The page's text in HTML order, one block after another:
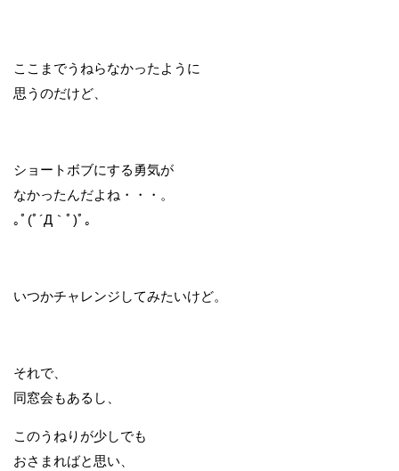
ここまでうねらなかったように
思うのだけど、
ショートボブにする勇気が
なかったんだよね・・・。
｡ﾟ(ﾟ´Д｀ﾟ)ﾟ｡
いつかチャレンジしてみたいけど。
それで、
同窓会もあるし、
このうねりが少しでも
おさまればと思い、